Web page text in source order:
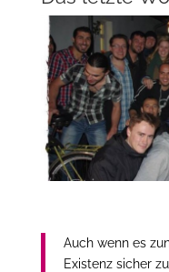
Auch wenn es
Existenz sicher